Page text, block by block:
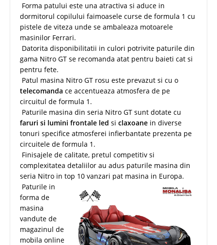
Forma patului este una atractiva si aduce in
dormitorul copilului faimoasele curse de formula 1 cu
pistele de viteza unde se ambaleaza motoarele
masinilor Ferrari.
Datorita disponibilitatii in culori potrivite paturile din
gama Nitro GT se recomanda atat pentru baieti cat si
pentru fete.
Patul masina Nitro GT rosu este prevazut si cu o
telecomanda ce accentueaza atmosfera de pe
circuitul de formula 1.
Paturile masina din seria Nitro GT sunt dotate cu
faruri si lumini frontale led si claxoane in diverse
tonuri specifice atmosferei infierbantate prezenta pe
circuitele de formula 1.
Finisajele de calitate, pretul competitiv si
complexitatea detaliilor au adus paturile masina din
seria Nitro in top 10 vanzari pat masina in Europa.
Paturile in
forma de
masina
vandute de
magazinul de
mobila online